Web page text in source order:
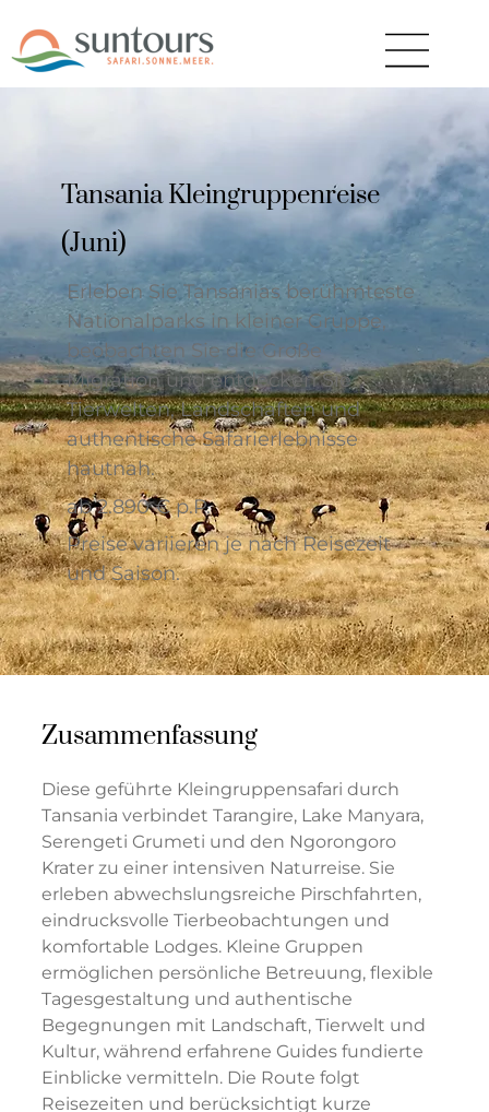
Tansania Kleingruppenreise
(Juni)
Erleben Sie Tansanias berühmteste
Nationalparks in kleiner Gruppe,
beobachten Sie die Große
Migration und entdecken Sie
Tierwelten, Landschaften und
authentische Safarierlebnisse
hautnah.
ab 2.890 € p.P.
Preise variieren je nach Reisezeit
und Saison.
Zusammenfassung
Diese geführte Kleingruppensafari durch
Tansania verbindet Tarangire, Lake Manyara,
Serengeti Grumeti und den Ngorongoro
Krater zu einer intensiven Naturreise. Sie
erleben abwechslungsreiche Pirschfahrten,
eindrucksvolle Tierbeobachtungen und
komfortable Lodges. Kleine Gruppen
ermöglichen persönliche Betreuung, flexible
Tagesgestaltung und authentische
Begegnungen mit Landschaft, Tierwelt und
Kultur, während erfahrene Guides fundierte
Einblicke vermitteln. Die Route folgt
Reisezeiten und berücksichtigt kurze